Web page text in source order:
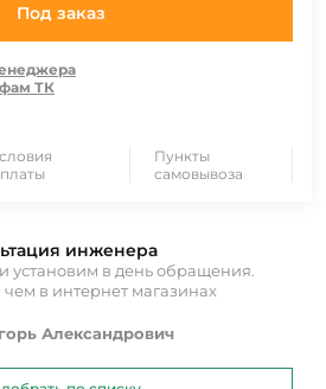
Под заказ
ТК
Пункты
самовывоза
инженера
установим в день обращения.
в интернет магазинах
Александрович